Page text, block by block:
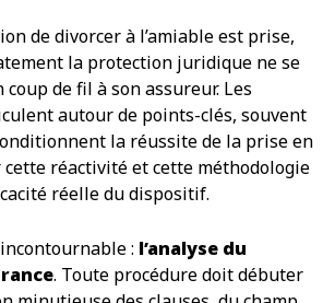
de divorcer à l’amiable est prise,
la protection juridique ne se
coup de fil à son assureur. Les
autour de points-clés, souvent
la réussite de la prise en
cette réactivité et cette méthodologie
réelle du dispositif.
: l’analyse du
. Toute procédure doit débuter